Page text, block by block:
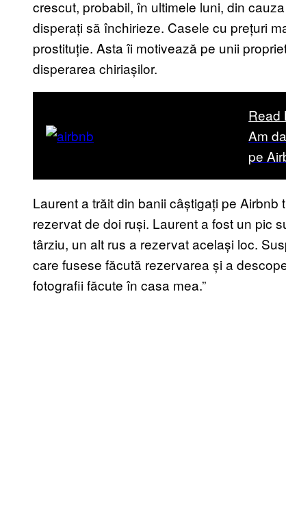
crescut, probabil, în ultimele luni, din
disperați să închirieze. Casele cu prețuri
prostituție. Asta îi motivează pe unii
disperarea chiriașilor.
Read
Am
pe
Laurent a trăit din banii câștigați pe
rezervat de doi ruși. Laurent a fost un pic
târziu, un alt rus a rezervat același loc.
care fusese făcută rezervarea și a
fotografii făcute în casa mea.”